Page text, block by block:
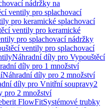
nádržky na
ventily pro splachovací
pro keramické splachovací
ventily pro keramické
pro splachovací nádržky
ventily pro splachovací
Náhradní díly pro Vypouštěcí
díly pro 1 množství
Náhradní díly pro 2 množství
díly pro Vnitřní soupravy2
pro 2 množství
FlowFitSystémové trubky